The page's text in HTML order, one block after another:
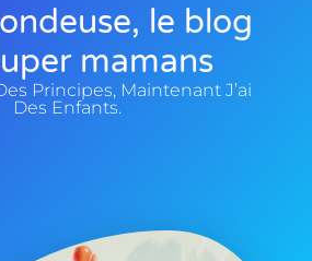
le blog
mamans
Principes, Maintenant J’ai
Des Enfants.